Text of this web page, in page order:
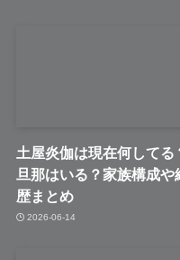
土屋炎伽は現在何してる
旦那はいる？家族構成や
歴まとめ
2026-06-14